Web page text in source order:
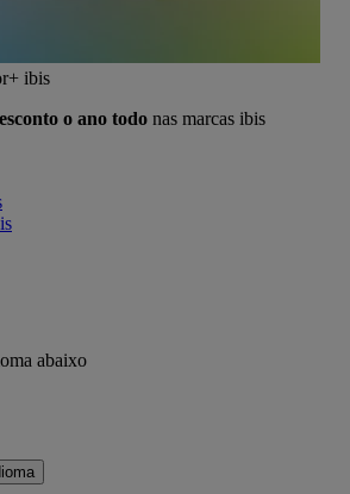
ibis
o ano todo nas marcas ibis
abaixo